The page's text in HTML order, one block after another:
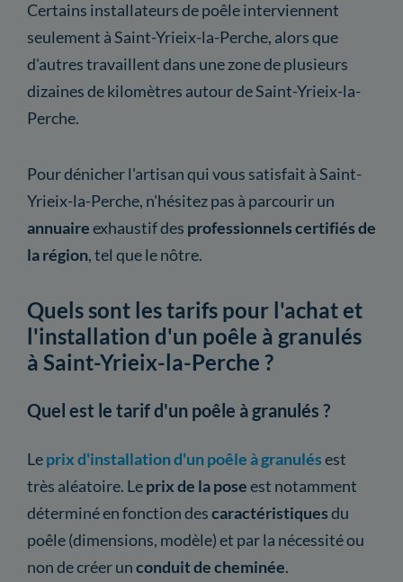
Certains installateurs de poêle interviennent
seulement à Saint-Yrieix-la-Perche, alors que
d'autres travaillent dans une zone de plusieurs
dizaines de kilomètres autour de Saint-Yrieix-la-
Perche.
Pour dénicher l'artisan qui vous satisfait à Saint-
Yrieix-la-Perche, n'hésitez pas à parcourir un
annuaireexhaustif des professionnels certifiés de
la région, tel que le nôtre.
Quels sont les tarifs pour l'achat et
l'installation d'un poêle à granulés
à Saint-Yrieix-la-Perche ?
Quel est le tarif d'un poêle à granulés ?
Leprix d'installation d'un poêle à granulésest
très aléatoire. Leprix de la poseest notamment
déterminé en fonction descaractéristiquesdu
poêle (dimensions, modèle) et par la nécessité ou
non de créer unconduit de cheminée.